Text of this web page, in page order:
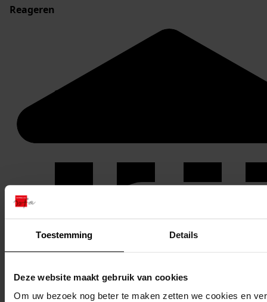
Toestemming Details
Deze website maakt gebruik van cookies
Om uw bezoek nog beter te maken zetten we cookies en
Reageren